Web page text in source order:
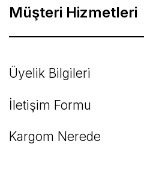
Müşteri Hizmetleri
Üyelik Bilgileri
İletişim Formu
Kargom Nerede